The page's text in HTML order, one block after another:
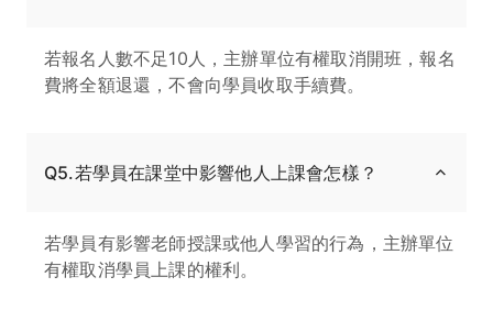
若報名人數不足10人，主辦單位有權取消開班，報名
費將全額退還，不會向學員收取手續費。
Q5.若學員在課堂中影響他人上課會怎樣？
若學員有影響老師授課或他人學習的行為，主辦單位
有權取消學員上課的權利。